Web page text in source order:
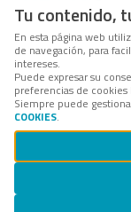
Tu contenido,
En esta página web
de navegación, para
intereses.
Puede expresar su
preferencias de cookies
Siempre puede
COOKIES.